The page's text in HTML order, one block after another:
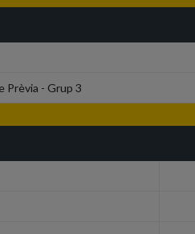
Prèvia - Grup 3